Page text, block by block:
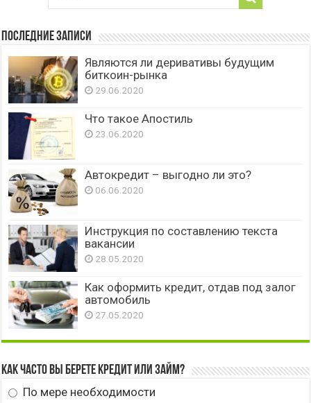
Последние записи
Являются ли деривативы будущим
биткоин-рынка
29.06.2020
Что такое Апостиль
23.06.2020
Автокредит – выгодно ли это?
06.06.2020
Инструкция по составлению текста
вакансии
28.05.2020
Как оформить кредит, отдав под залог
автомобиль
27.05.2020
Как часто вы берете кредит или займ?
По мере необходимости